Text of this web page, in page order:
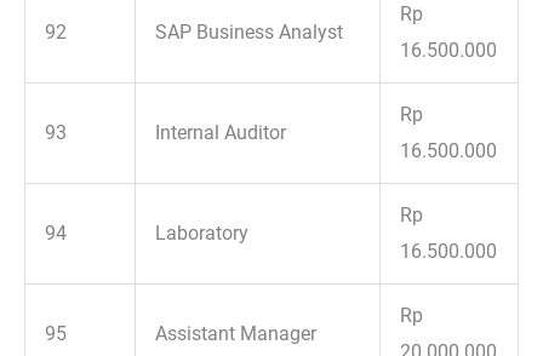
92 SAP Business Analyst
Rp
16.500.000
93 Internal Auditor
Rp
16.500.000
94 Laboratory
Rp
16.500.000
95 Assistant Manager
Rp